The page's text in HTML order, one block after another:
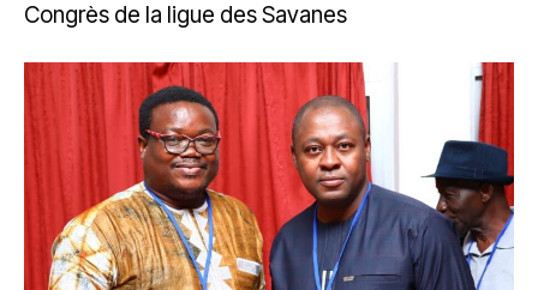
Congrès de la ligue des Savanes